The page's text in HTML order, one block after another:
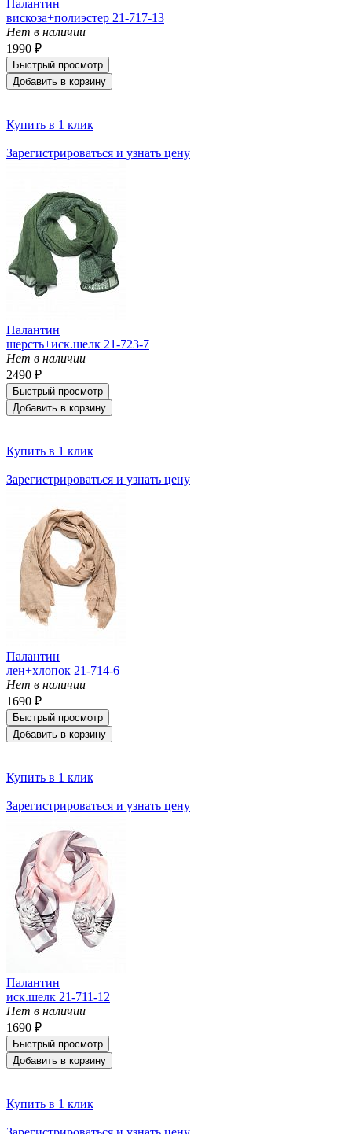
Палантин
вискоза+полиэстер 21-717-13
Нет в наличии
1990 ₽
Быстрый просмотр
Добавить в корзину
Купить в 1 клик
Зарегистрироваться и узнать цену
Палантин
шерсть+иск.шелк 21-723-7
Нет в наличии
2490 ₽
Быстрый просмотр
Добавить в корзину
Купить в 1 клик
Зарегистрироваться и узнать цену
Палантин
лен+хлопок 21-714-6
Нет в наличии
1690 ₽
Быстрый просмотр
Добавить в корзину
Купить в 1 клик
Зарегистрироваться и узнать цену
Палантин
иск.шелк 21-711-12
Нет в наличии
1690 ₽
Быстрый просмотр
Добавить в корзину
Купить в 1 клик